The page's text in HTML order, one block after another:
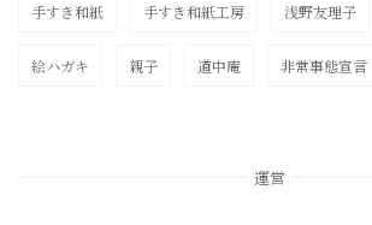
手すき和紙 手すき和紙工房 浅野友理子
絵ハガキ 親子 道中庵 非常事態宣言
運営